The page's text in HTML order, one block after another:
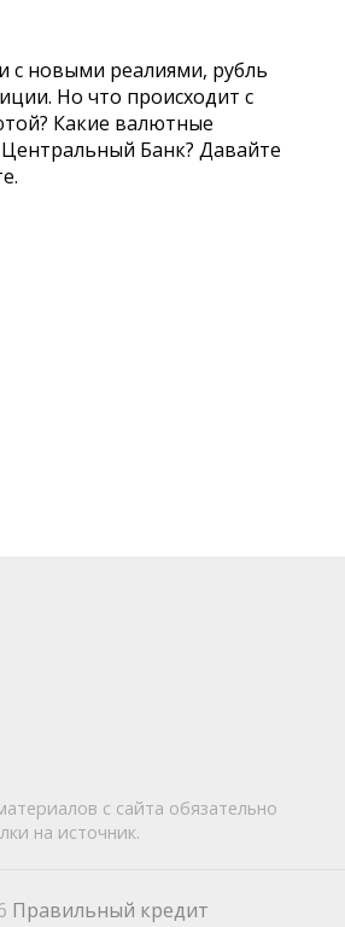
с новыми реалиями, рубль
Но что происходит с
Какие валютные
Банк? Давайте
с сайта обязательно
на источник.
Правильный кредит